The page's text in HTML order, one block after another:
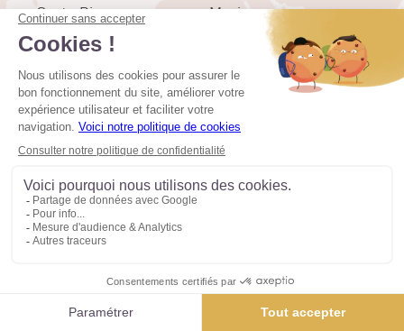
Costa Rica
Cuba
Ecosse
Egypte
Espagne
Finlande
Grèce
Indonésie
Irlande
Islande
Mexique
Oman
Patagonie
Pérou
Portugal
Sri Lanka